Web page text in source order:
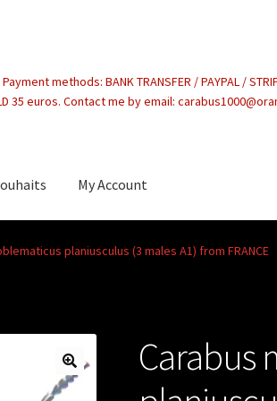
methods: BANK TRANSFER / PAYPAL /
35 euros. Contact me by email:
My Account
planiusculus (3 males A1) from FRANCE
Carabus